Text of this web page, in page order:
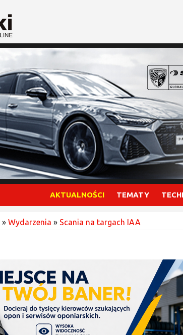
AKTUALNOŚCI TEMATY
» Wydarzenia » Scania na targach IAA